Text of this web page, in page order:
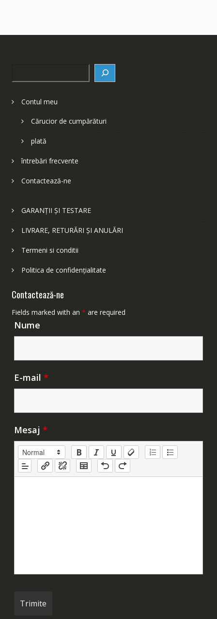
Contul meu
Cărucior de cumpărături
plată
întrebări frecvente
Contactează-ne
GARANȚII ȘI TESTARE
LIVRARE, RETURĂRI ȘI ANULĂRI
Termeni si conditii
Politica de confidențialitate
Contactează-ne
Fields marked with an * are required
Nume
E-mail *
Mesaj *